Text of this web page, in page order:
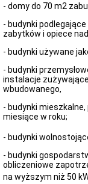
sprawie
osoby
posiadającej
uprawnienia
w
dziedzinie
geodezji
i
kartografii
o
usytuowania
obiektu
budowlanego
z
projektem
- domy do 70 m2
- budynki
zabytków i opiece
- budynki używane
- budynki
instalacje
wbudowanego,
- budynki
miesiące w roku;
- budynki
- budynki
obliczeniowe
na wyższym niż 50